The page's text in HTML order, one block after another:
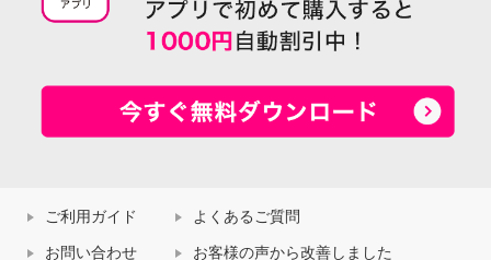
ご利用ガイド よくあるご質問
お問い合わせ お客様の声から改善しました